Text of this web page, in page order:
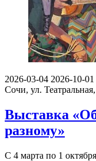
2026-03-04 2026-10-01
Сочи, ул.
Выставка
разному»
С 4 марта по 1